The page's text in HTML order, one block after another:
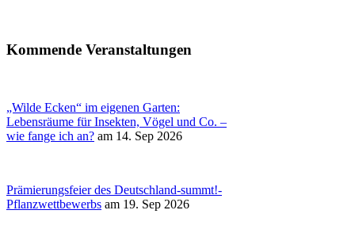
Kommende Veranstaltungen
„Wilde Ecken“ im eigenen Garten:
Lebensräume für Insekten, Vögel und Co. –
wie fange ich an? am 14. Sep 2026
Prämierungsfeier des Deutschland-summt!-
Pflanzwettbewerbs am 19. Sep 2026